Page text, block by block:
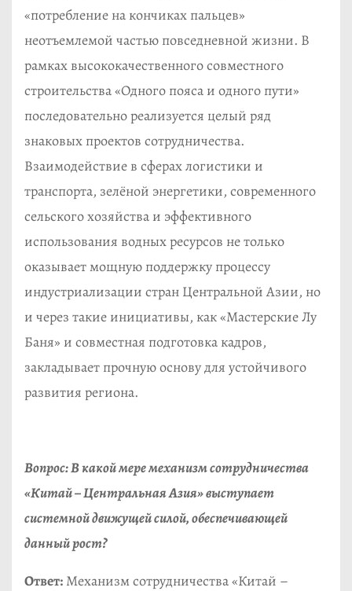
«потребление на кончиках пальцев»
неотъемлемой частью повседневной жизни. В
рамках высококачественного совместного
строительства «Одного пояса и одного пути»
последовательно реализуется целый ряд
знаковых проектов сотрудничества.
Взаимодействие в сферах логистики и
транспорта, зелёной энергетики, современного
сельского хозяйства и эффективного
использования водных ресурсов не только
оказывает мощную поддержку процессу
индустриализации стран Центральной Азии, но
и через такие инициативы, как «Мастерские Лу
Баня» и совместная подготовка кадров,
закладывает прочную основу для устойчивого
развития региона.
Вопрос: В какой мере механизм сотрудничества
«Китай – Центральная Азия» выступает
системной движущей силой, обеспечивающей
данный рост?
Ответ: Механизм сотрудничества «Китай –